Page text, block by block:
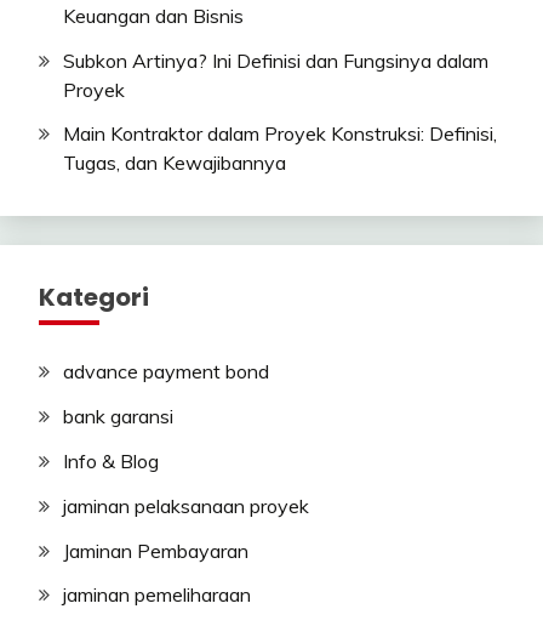
Keuangan dan Bisnis
Subkon Artinya? Ini Definisi dan Fungsinya dalam
Proyek
Main Kontraktor dalam Proyek Konstruksi: Definisi,
Tugas, dan Kewajibannya
Kategori
advance payment bond
bank garansi
Info & Blog
jaminan pelaksanaan proyek
Jaminan Pembayaran
jaminan pemeliharaan